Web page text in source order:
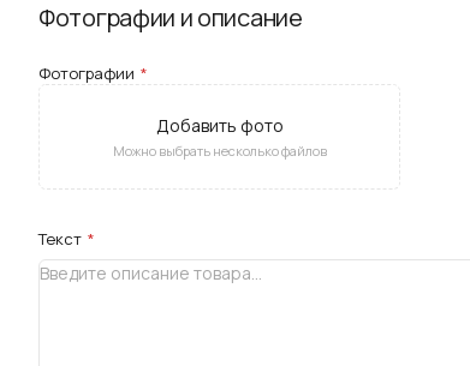
Фотографии и описание
Фотографии *
Добавить фото
Можно выбрать несколько файлов
Текст *